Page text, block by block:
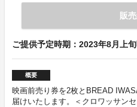
販
ご提供予定時期：2023年8月上
概要
映画前売り券を2枚とBREAD
届けいたします。＜クロワッサン